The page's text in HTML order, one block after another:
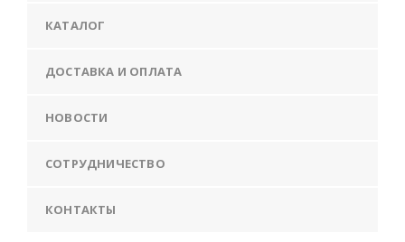
КАТАЛОГ
ДОСТАВКА И ОПЛАТА
НОВОСТИ
СОТРУДНИЧЕСТВО
КОНТАКТЫ